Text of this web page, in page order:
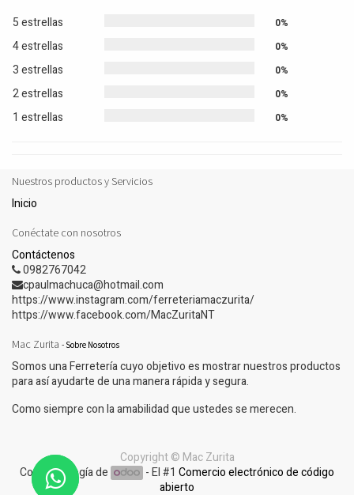
5 estrellas
0%
4 estrellas 0%
3 estrellas 0%
2 estrellas 0%
1 estrellas 0%
Nuestros productos y Servicios
Inicio
Conéctate con nosotros
Contáctenos
0982767042
cpaulmachuca@hotmail.com
https://www.instagram.com/ferreteriamaczurita/
https://www.facebook.com/MacZuritaNT
Mac Zurita - Sobre Nosotros
Somos una Ferretería cuyo objetivo es mostrar nuestros productos
para así ayudarte de una manera rápida y segura.
Como siempre con la amabilidad que ustedes se merecen.
Copyright © Mac Zurita
Con tecnología de
- El #1 Comercio electrónico de código
abierto